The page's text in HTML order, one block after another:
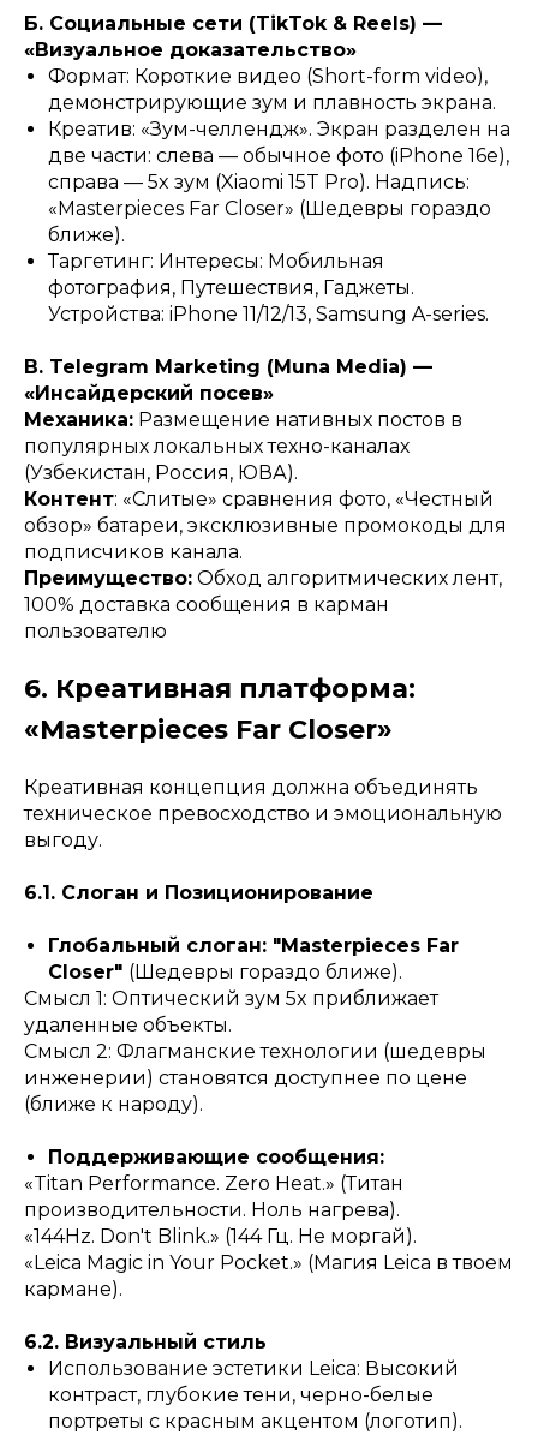
Б. Социальные сети (TikTok & Reels) —
«Визуальное доказательство»
Формат: Короткие видео (Short-form video),
демонстрирующие зум и плавность экрана.
Креатив: «Зум-челлендж». Экран разделен на
две части: слева — обычное фото (iPhone 16e),
справа — 5x зум (Xiaomi 15T Pro). Надпись:
«Masterpieces Far Closer» (Шедевры гораздо
ближе).
Таргетинг: Интересы: Мобильная
фотография, Путешествия, Гаджеты.
Устройства: iPhone 11/12/13, Samsung A-series.
В. Telegram Marketing (Muna Media) —
«Инсайдерский посев»
Механика: Размещение нативных постов в
популярных локальных техно-каналах
(Узбекистан, Россия, ЮВА).
Контент: «Слитые» сравнения фото, «Честный
обзор» батареи, эксклюзивные промокоды для
подписчиков канала.
Преимущество: Обход алгоритмических лент,
100% доставка сообщения в карман
пользователю
6. Креативная платформа:
«Masterpieces Far Closer»
Креативная концепция должна объединять
техническое превосходство и эмоциональную
выгоду.
6.1. Слоган и Позиционирование
Глобальный слоган: "Masterpieces Far
Closer" (Шедевры гораздо ближе).
Смысл 1: Оптический зум 5x приближает
удаленные объекты.
Смысл 2: Флагманские технологии (шедевры
инженерии) становятся доступнее по цене
(ближе к народу).
Поддерживающие сообщения:
«Titan Performance. Zero Heat.» (Титан
производительности. Ноль нагрева).
«144Hz. Don't Blink.» (144 Гц. Не моргай).
«Leica Magic in Your Pocket.» (Магия Leica в твоем
кармане).
6.2. Визуальный стиль
Использование эстетики Leica: Высокий
контраст, глубокие тени, черно-белые
портреты с красным акцентом (логотип).